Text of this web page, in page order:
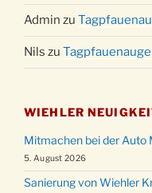
Admin zu
Nils zu
WIEHLER
Mitmachen bei der Auto
5. August 2026
Sanierung von Wiehler